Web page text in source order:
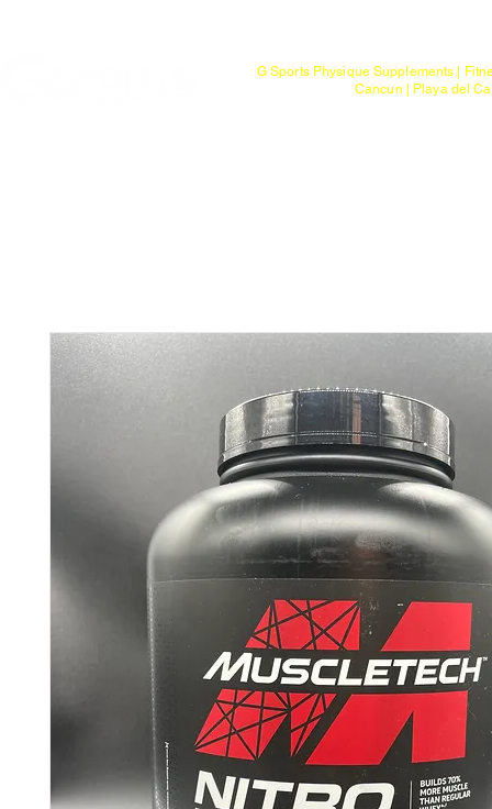
G Sports Physique Supplements |
Cancun | Playa del